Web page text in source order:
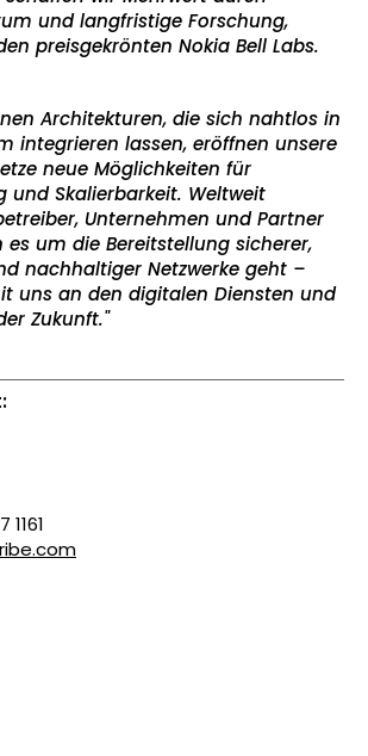
und langfristige Forschung,
preisgekrönten Nokia Bell Labs.
Architekturen, die sich nahtlos in
integrieren lassen, eröffnen unsere
neue Möglichkeiten für
und Skalierbarkeit. Weltweit
Unternehmen und Partner
es um die Bereitstellung sicherer,
nachhaltiger Netzwerke geht –
uns an den digitalen Diensten und
Zukunft."